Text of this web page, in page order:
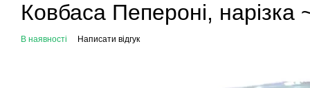
Ковбаса Пепероні,
В наявності Написати відгук